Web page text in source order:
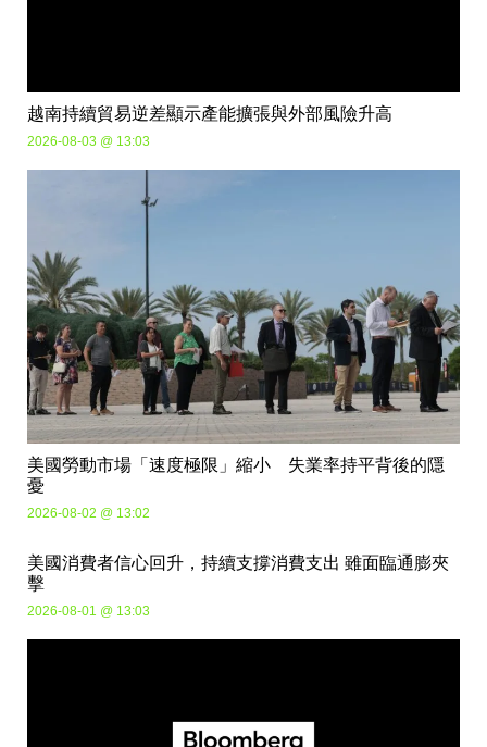
越南持續貿易逆差顯示產能擴張與外部風險升高
2026-08-03 @ 13:03
美國勞動市場「速度極限」縮小 失業率持平背後的隱
憂
2026-08-02 @ 13:02
美國消費者信心回升，持續支撐消費支出 雖面臨通膨夾
擊
2026-08-01 @ 13:03